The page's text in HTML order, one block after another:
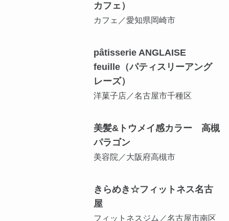
カフェ）
カフェ／愛知県岡崎市
pâtisserie ANGLAISE
feuille（パティスリーアング
レーズ）
洋菓子店／名古屋市千種区
美髪&トウメイ感カラー 高槻
パラゴン
美容院／大阪府高槻市
きらめき☆フィットネス名古
屋
フィットネスジム／名古屋市南区